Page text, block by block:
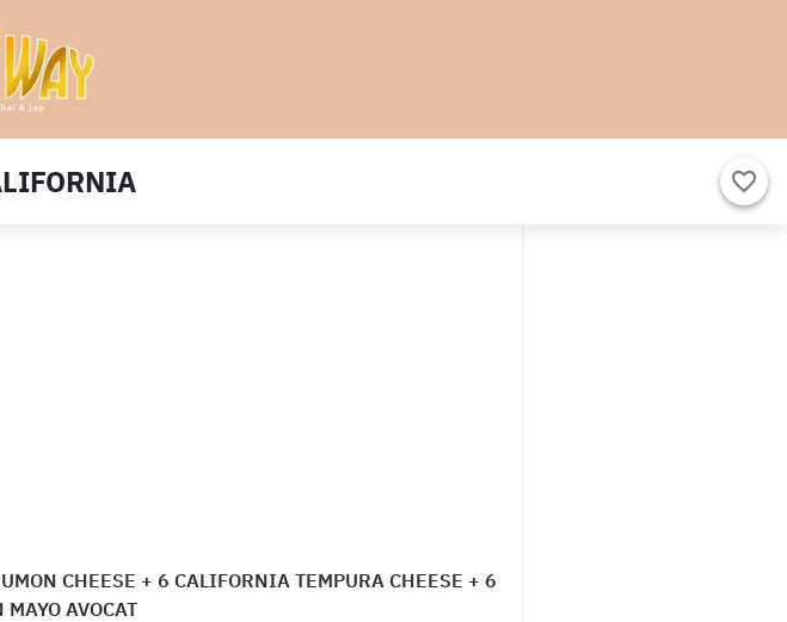
CHEESE + 6 CALIFORNIA TEMPURA CHEESE + 6
AVOCAT